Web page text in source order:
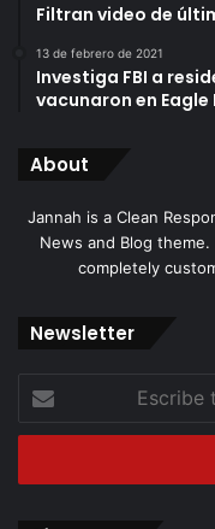
Filtran video de
13 de febrero de 2021
Investiga FBI a
vacunaron en Eagle
About
Jannah is a Clean
News and Blog
completely
Newsletter
correo